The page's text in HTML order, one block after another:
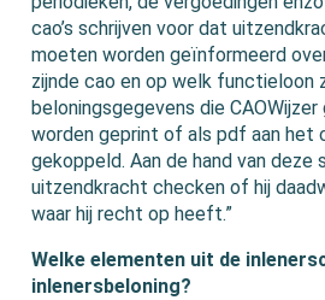
cao’s schrijven voor dat
moeten worden geïnformeerd
zijnde cao en op welk functieloon
beloningsgegevens die
worden geprint of als pdf aan het
gekoppeld. Aan de hand van deze
uitzendkracht checken of hij
waar hij recht op heeft.”
Welke elementen uit de
inlenersbeloning?